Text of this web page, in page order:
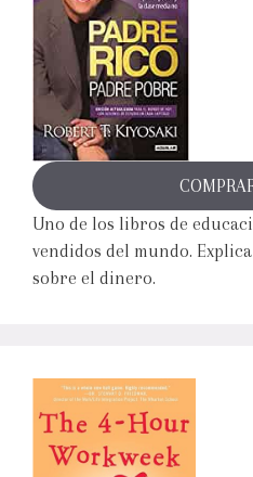
Uno de los libros de
vendidos del mundo.
sobre el dinero.